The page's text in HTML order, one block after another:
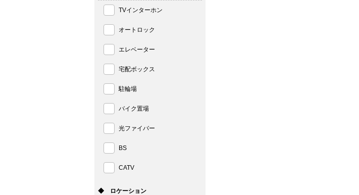
TVインターホン
オートロック
エレベーター
宅配ボックス
駐輪場
バイク置場
光ファイバー
BS
CATV
◆ ロケーション